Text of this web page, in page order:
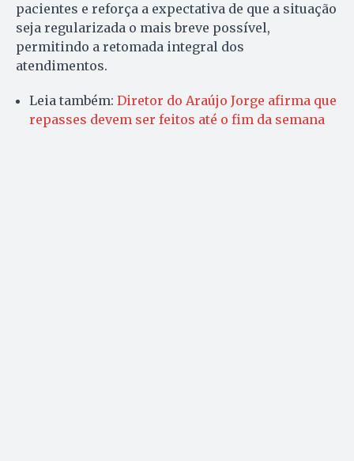
pacientes e reforça a expectativa de que a situação
seja regularizada o mais breve possível,
permitindo a retomada integral dos
atendimentos.
Leia também: Diretor do Araújo Jorge afirma que
repasses devem ser feitos até o fim da semana